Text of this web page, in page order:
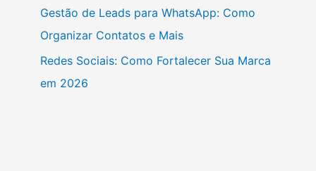
Gestão de Leads para WhatsApp: Como
Organizar Contatos e Mais
Redes Sociais: Como Fortalecer Sua Marca
em 2026